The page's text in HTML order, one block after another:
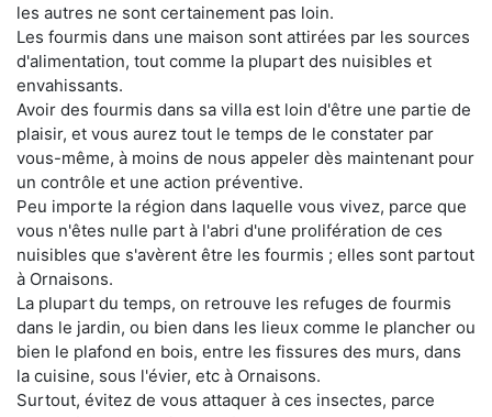
les autres ne sont certainement pas loin.
Les fourmis dans une maison sont attirées par les sources
d'alimentation, tout comme la plupart des nuisibles et
envahissants.
Avoir des fourmis dans sa villa est loin d'être une partie de
plaisir, et vous aurez tout le temps de le constater par
vous-même, à moins de nous appeler dès maintenant pour
un contrôle et une action préventive.
Peu importe la région dans laquelle vous vivez, parce que
vous n'êtes nulle part à l'abri d'une prolifération de ces
nuisibles que s'avèrent être les fourmis ; elles sont partout
à Ornaisons.
La plupart du temps, on retrouve les refuges de fourmis
dans le jardin, ou bien dans les lieux comme le plancher ou
bien le plafond en bois, entre les fissures des murs, dans
la cuisine, sous l'évier, etc à Ornaisons.
Surtout, évitez de vous attaquer à ces insectes, parce